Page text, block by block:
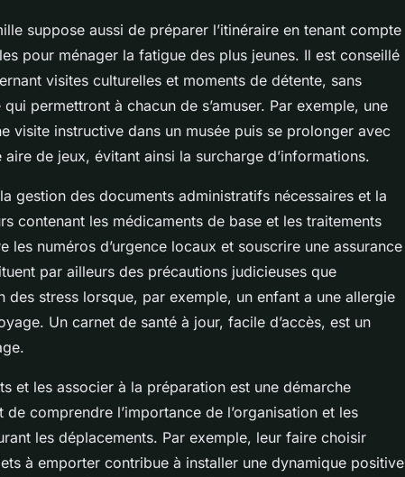
suppose aussi de préparer l’itinéraire en tenant compte
pour ménager la fatigue des plus jeunes. Il est conseillé
visites culturelles et moments de détente, sans
permettront à chacun de s’amuser. Par exemple, une
visite instructive dans un musée puis se prolonger avec
de jeux, évitant ainsi la surcharge d’informations.
gestion des documents administratifs nécessaires et la
contenant les médicaments de base et les traitements
les numéros d’urgence locaux et souscrire une assurance
par ailleurs des précautions judicieuses que
des stress lorsque, par exemple, un enfant a une allergie
Un carnet de santé à jour, facile d’accès, est un
et les associer à la préparation est une démarche
comprendre l’importance de l’organisation et les
les déplacements. Par exemple, leur faire choisir
à emporter contribue à installer une dynamique positive